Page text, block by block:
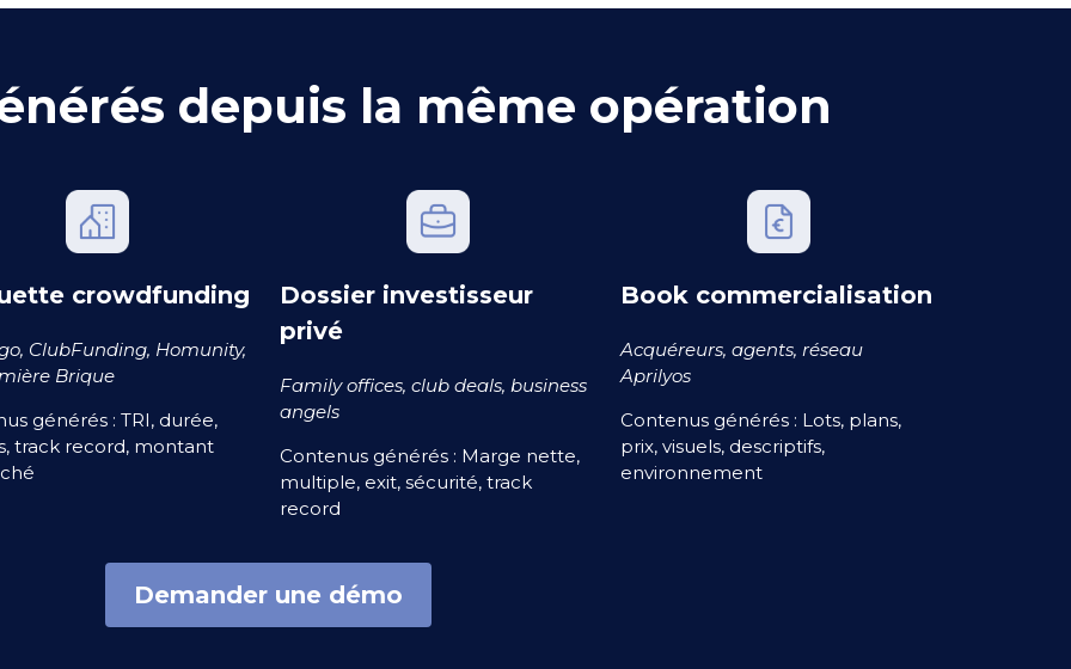
depuis la même opération
crowdfunding
ClubFunding, Homunity,
Brique
générés : TRI, durée,
track record, montant
Dossier investisseur
privé
Family offices, club deals, business
angels
Contenus générés : Marge nette,
multiple, exit, sécurité, track
record
Book commercialisation
Acquéreurs, agents, réseau
Aprilyos
Contenus générés : Lots, plans,
prix, visuels, descriptifs,
environnement
Demander une démo